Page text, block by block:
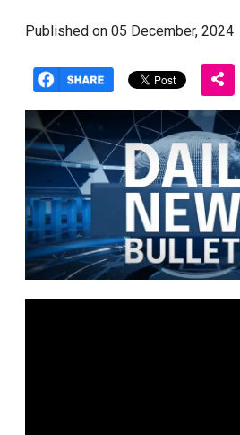
Published on 05 December, 2024